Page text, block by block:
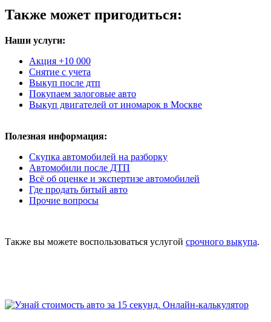
Также может пригодиться:
Наши услуги:
Акция +10 000
Снятие с учета
Выкуп после дтп
Покупаем залоговые авто
Выкуп двигателей от иномарок в Москве
Полезная информация:
Скупка автомобилей на разборку
Автомобили после ДТП
Всё об оценке и экспертизе автомобилей
Где продать битый авто
Прочие вопросы
Также вы можете воспользоваться услугой срочного выкупа.